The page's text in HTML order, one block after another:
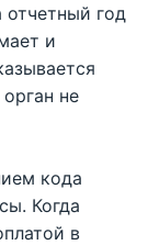
год
и
не
кода
Когда
в